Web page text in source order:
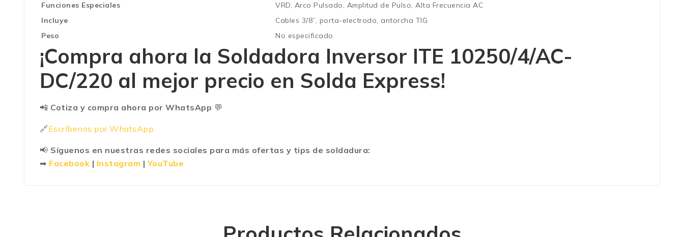
Funciones Especiales
VRD, Arco Pulsado, Amplitud de Pulso, Alta Frecuencia AC
Incluye
Cables 3/8”, porta-electrodo, antorcha TIG
Peso
No especificado
¡Compra ahora la Soldadora Inversor ITE 10250/4/AC-
DC/220 al mejor precio en Solda Express!
📲 Cotiza y compra ahora por WhatsApp 💬
🔗Escríbenos por WhatsApp
📢 Síguenos en nuestras redes sociales para más ofertas y tips de soldadura:
➡ Facebook | Instagram |YouTube